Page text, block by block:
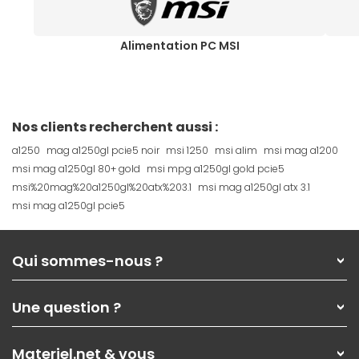
Alimentation PC MSI
Nos clients recherchent aussi :
a1250 mag a1250gl pcie5 noir msi 1250 msi alim msi mag a1200
msi mag a1250gl 80+ gold msi mpg a1250gl gold pcie5
msi%20mag%20a1250gl%20atx%203.1 msi mag a1250gl atx 3.1
msi mag a1250gl pcie5
Qui sommes-nous ?
Nos services
Les magasins Materiel.net
Nos solutions pour les pros
Une question ?
Materiel.net & vous